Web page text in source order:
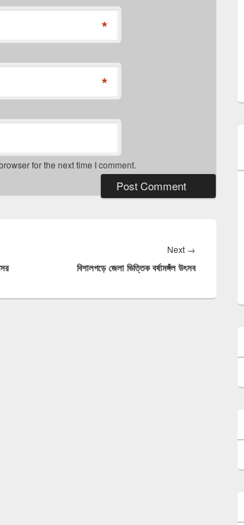
*
*
for the next time I comment.
Next →
post:
বিশালগড়ে জেলা ভিত্তিক বর্ষামঙ্গঁল উৎসব